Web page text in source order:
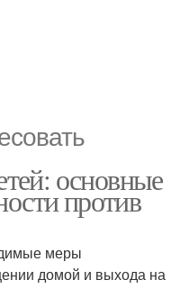
основные
против
меры
домой и выхода на